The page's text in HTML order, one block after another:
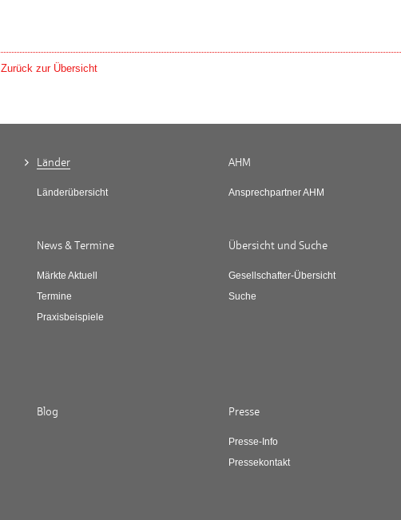
Zurück zur Übersicht
Länder
Länderübersicht
AHM
Ansprechpartner AHM
News & Termine
Märkte Aktuell
Termine
Praxisbeispiele
Übersicht und Suche
Gesellschafter-Übersicht
Suche
Blog Presse
Presse-Info
Pressekontakt